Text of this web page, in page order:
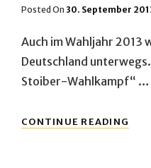
Posted On Posted
30. September
Auch im Wahljahr 2013
Deutschland
Stoiber-Wahlkampf“ …
CONTINUE READING
2013